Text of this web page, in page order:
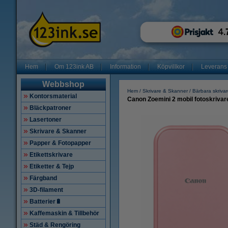
Hem Om 123ink AB Information Köpvillkor Leverans
Webbshop
Kontorsmaterial
Bläckpatroner
Lasertoner
Skrivare & Skanner
Papper & Fotopapper
Etikettskrivare
Etiketter & Tejp
Färgband
3D-filament
Batterier🔋
Kaffemaskin & Tillbehör
Städ & Rengöring
Hem Skrivare & Skanner Bärbara
Canon Zoemini 2 mobil